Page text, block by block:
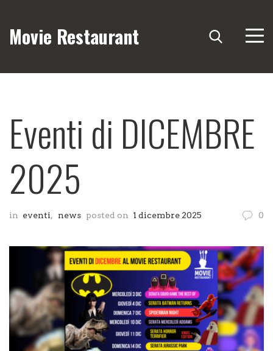
Movie Restaurant
Eventi di DICEMBRE
2025
in eventi, news posted on 1 dicembre 2025 0